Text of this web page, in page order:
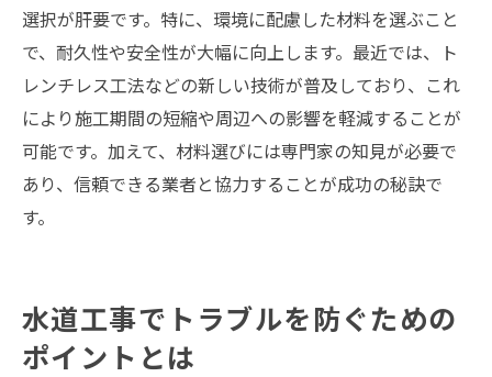
選択が肝要です。特に、環境に配慮した材料を選ぶこと
で、耐久性や安全性が大幅に向上します。最近では、ト
レンチレス工法などの新しい技術が普及しており、これ
により施工期間の短縮や周辺への影響を軽減することが
可能です。加えて、材料選びには専門家の知見が必要で
あり、信頼できる業者と協力することが成功の秘訣で
す。
水道工事でトラブルを防ぐための
ポイントとは